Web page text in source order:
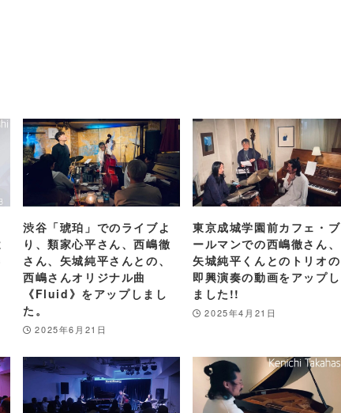
渋谷「琥珀」でのライブよ
り、類家心平さん、西嶋徹
さん、矢城純平さんとの、
西嶋さんオリジナル曲
《Fluid》をアップしまし
た。
2025年6月21日
東京成城学園前カフェ・ブ
ールマンでの西嶋徹さん、
矢城純平くんとのトリオの
即興演奏の動画をアップし
ました!!
2025年4月21日